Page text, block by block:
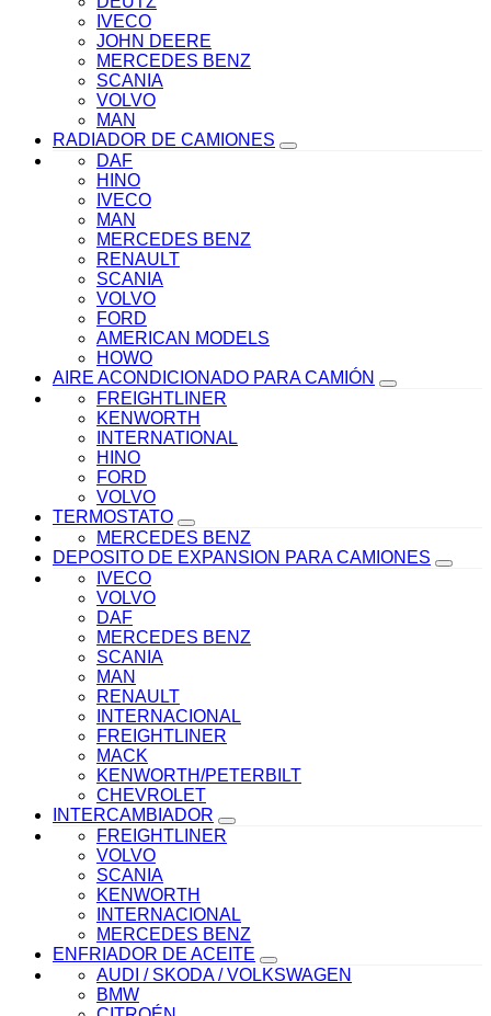
IVECO
JOHN DEERE
MERCEDES BENZ
SCANIA
VOLVO
MAN
RADIADOR DE CAMIONES
DAF
HINO
IVECO
MAN
MERCEDES BENZ
RENAULT
SCANIA
VOLVO
FORD
AMERICAN MODELS
HOWO
AIRE ACONDICIONADO PARA CAMIÓN
FREIGHTLINER
KENWORTH
INTERNATIONAL
HINO
FORD
VOLVO
TERMOSTATO
MERCEDES BENZ
DEPOSITO DE EXPANSION PARA CAMIONES
IVECO
VOLVO
DAF
MERCEDES BENZ
SCANIA
MAN
RENAULT
INTERNACIONAL
FREIGHTLINER
MACK
KENWORTH/PETERBILT
CHEVROLET
INTERCAMBIADOR
FREIGHTLINER
VOLVO
SCANIA
KENWORTH
INTERNACIONAL
MERCEDES BENZ
ENFRIADOR DE ACEITE
AUDI / SKODA / VOLKSWAGEN
BMW